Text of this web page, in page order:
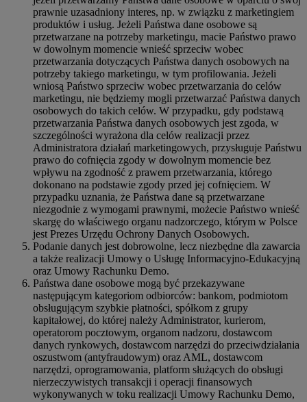
prawnie uzasadniony interes, np. w związku z marketingiem
produktów i usług. Jeżeli Państwa dane osobowe są
przetwarzane na potrzeby marketingu, macie Państwo prawo
w dowolnym momencie wnieść sprzeciw wobec
przetwarzania dotyczących Państwa danych osobowych na
potrzeby takiego marketingu, w tym profilowania. Jeżeli
wniosą Państwo sprzeciw wobec przetwarzania do celów
marketingu, nie będziemy mogli przetwarzać Państwa danych
osobowych do takich celów. W przypadku, gdy podstawą
przetwarzania Państwa danych osobowych jest zgoda, w
szczególności wyrażona dla celów realizacji przez
Administratora działań marketingowych, przysługuje Państwu
prawo do cofnięcia zgody w dowolnym momencie bez
wpływu na zgodność z prawem przetwarzania, którego
dokonano na podstawie zgody przed jej cofnięciem. W
przypadku uznania, że Państwa dane są przetwarzane
niezgodnie z wymogami prawnymi, możecie Państwo wnieść
skargę do właściwego organu nadzorczego, którym w Polsce
jest Prezes Urzędu Ochrony Danych Osobowych.
Podanie danych jest dobrowolne, lecz niezbędne dla zawarcia
a także realizacji Umowy o Usługę Informacyjno-Edukacyjną
oraz Umowy Rachunku Demo.
Państwa dane osobowe mogą być przekazywane
następującym kategoriom odbiorców: bankom, podmiotom
obsługującym szybkie płatności, spółkom z grupy
kapitałowej, do której należy Administrator, kurierom,
operatorom pocztowym, organom nadzoru, dostawcom
danych rynkowych, dostawcom narzędzi do przeciwdziałania
oszustwom (antyfraudowym) oraz AML, dostawcom
narzędzi, oprogramowania, platform służących do obsługi
nierzeczywistych transakcji i operacji finansowych
wykonywanych w toku realizacji Umowy Rachunku Demo,